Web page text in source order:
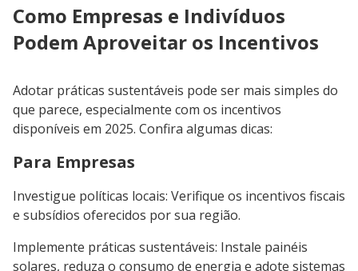
Como Empresas e Indivíduos
Podem Aproveitar os Incentivos
Adotar práticas sustentáveis pode ser mais simples do
que parece, especialmente com os incentivos
disponíveis em 2025. Confira algumas dicas:
Para Empresas
Investigue políticas locais: Verifique os incentivos fiscais
e subsídios oferecidos por sua região.
Implemente práticas sustentáveis: Instale painéis
solares, reduza o consumo de energia e adote sistemas